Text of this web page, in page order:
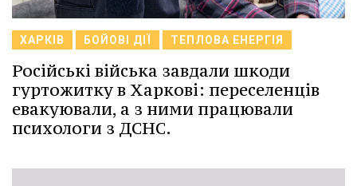
ХАРКІВ БОЙОВІ ДІЇ ТЕПЛОВА ЕНЕРГІЯ
Російські війська завдали шкоди
гуртожитку в Харкові: переселенців
евакуювали, а з ними працювали
психологи з ДСНС.